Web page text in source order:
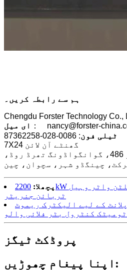
ہم سے رابطہ کریں۔
Chengdu Forster Technology Co.,
ای میل
： nancy@forster-
ٹیلی فون: 0086-028-87362258
7X24 گھنٹے آن لائن
： بلڈنگ 4، نمبر 486، گوانگواڈونگ تھرڈ روڈ،
چینگڈو شہر، سچوان، چین
پچھلا: 2200kW ہائیڈرو پاور پیلٹن واٹر وہیل
ٹربائن جنریٹر
کے لیے الیکٹرک ریموٹ
کنٹرول بٹر فلائی والو
پروڈکٹ ٹیگز
اپنا پیغام چھوڑیں: